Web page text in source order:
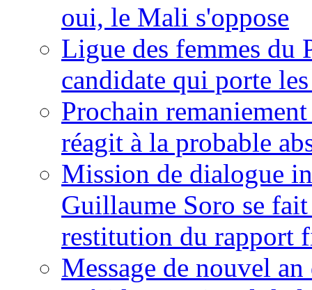
oui, le Mali s'oppose
Ligue des femmes du
candidate qui porte
Prochain
réagit à la probable
Mission de dialogue
Guillaume Soro se
restitution du rapport
Message de nouvel